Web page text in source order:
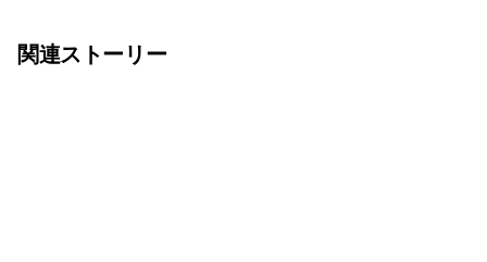
関連ストーリー